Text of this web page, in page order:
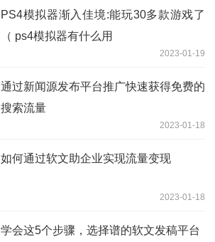
PS4模拟器渐入佳境:能玩30多款游戏了
（ ps4模拟器有什么用
2023-01-19
通过新闻源发布平台推广快速获得免费的
搜索流量
2023-01-18
如何通过软文助企业实现流量变现
2023-01-18
学会这5个步骤，选择谱的软文发稿平台